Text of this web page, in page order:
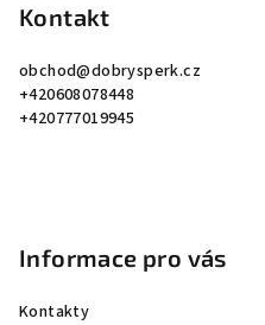
Kontakt
obchod@dobrysperk.cz
+420608078448
+420777019945
Informace pro vás
Kontakty